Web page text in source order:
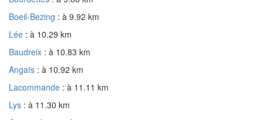
Boeil-Bezing : à 9.92 km
Lée : à 10.29 km
Baudreix : à 10.83 km
Angaïs : à 10.92 km
Lacommande : à 11.11 km
Lys : à 11.30 km